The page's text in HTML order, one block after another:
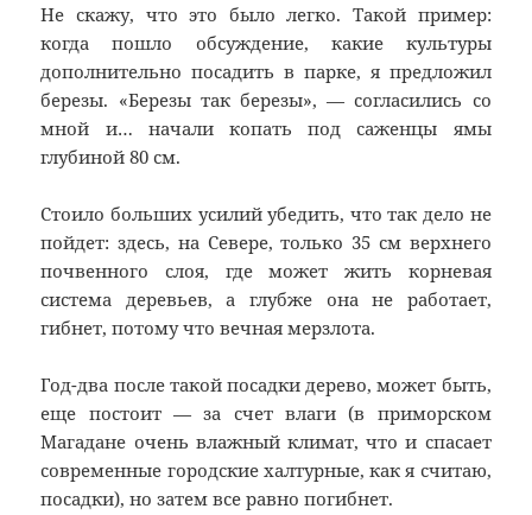
Не скажу, что это было легко. Такой пример:
когда пошло обсуждение, какие культуры
дополнительно посадить в парке, я предложил
березы. «Березы так березы», — согласились со
мной и… начали копать под саженцы ямы
глубиной 80 см.
Стоило больших усилий убедить, что так дело не
пойдет: здесь, на Севере, только 35 см верхнего
почвенного слоя, где может жить корневая
система деревьев, а глубже она не работает,
гибнет, потому что вечная мерзлота.
Год-два после такой посадки дерево, может быть,
еще постоит — за счет влаги (в приморском
Магадане очень влажный климат, что и спасает
современные городские халтурные, как я считаю,
посадки), но затем все равно погибнет.